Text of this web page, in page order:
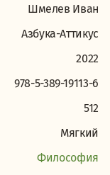
Шмелев Иван
Азбука-Аттикус
2022
978-5-389-19113-6
512
Мягкий
Философия